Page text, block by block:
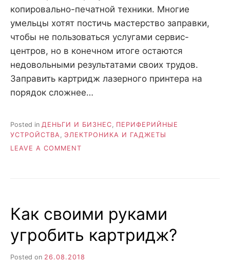
копировально-печатной техники. Многие
умельцы хотят постичь мастерство заправки,
чтобы не пользоваться услугами сервис-
центров, но в конечном итоге остаются
недовольными результатами своих трудов.
Заправить картридж лазерного принтера на
порядок сложнее…
Posted in ДЕНЬГИ И БИЗНЕС
ПЕРИФЕРИЙНЫЕ
УСТРОЙСТВА
ЭЛЕКТРОНИКА И ГАДЖЕТЫ
LEAVE A COMMENT
НЕ
РАЗОЧАРОВАТЬСЯ
РЕЗУЛЬТАТЕ
Как своими руками
угробить картридж?
Posted on 26.08.2018